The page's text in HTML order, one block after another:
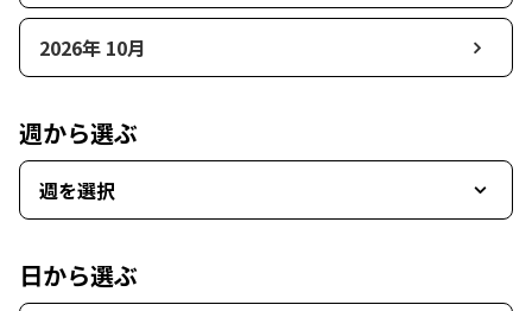
2026年 10月
週から選ぶ
週を選択
日から選ぶ